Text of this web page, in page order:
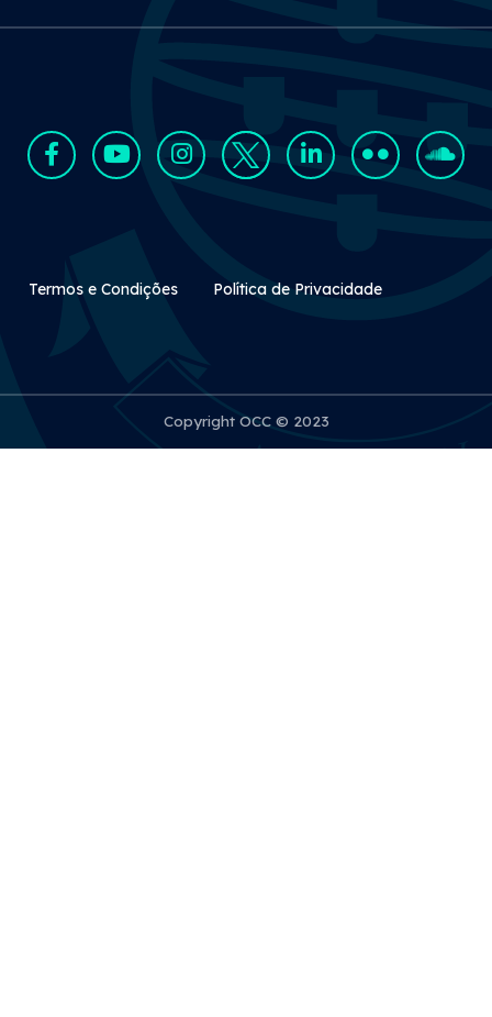
Rodapé Secundário
Termos e Condições Política de Privacidade
Copyright OCC © 2023